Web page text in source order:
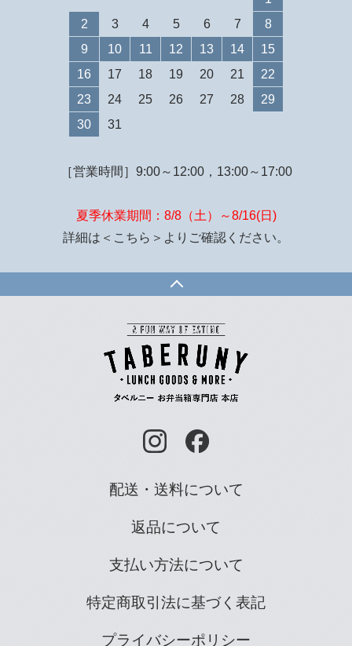
2
3 4 5 6 7
8
9
10 11 12 13 14
15
16
17 18 19 20 21
22
23
24 25 26 27 28
29
30
31
［営業時間］9:00～12:00，13:00～17:00
夏季休業期間：8/8（土）～8/16(日)
詳細は ＜こちら＞ よりご確認ください。
配送・送料について
返品について
支払い方法について
特定商取引法に基づく表記
プライバシーポリシー